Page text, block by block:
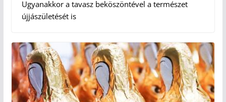
Ugyanakkor a tavasz beköszöntével a természet
újjászületését is